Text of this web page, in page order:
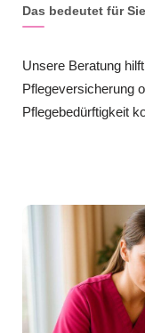
Das bedeutet für
Unsere Beratung
Pflegeversicherung
Pflegebedürftigkeit